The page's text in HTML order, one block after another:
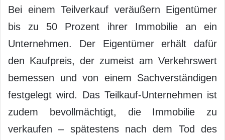
Bei einem Teilverkauf veräußern Eigentümer
bis zu 50 Prozent ihrer Immobilie an ein
Unternehmen. Der Eigentümer erhält dafür
den Kaufpreis, der zumeist am Verkehrswert
bemessen und von einem Sachverständigen
festgelegt wird. Das Teilkauf-Unternehmen ist
zudem bevollmächtigt, die Immobilie zu
verkaufen – spätestens nach dem Tod des